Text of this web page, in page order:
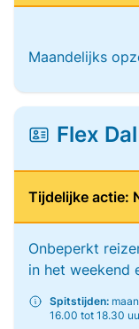
Maandelijks
Flex
Tijdelijke actie:
Onbeperkt
in het weekend
Spitstijden:
16.00 tot 18.30